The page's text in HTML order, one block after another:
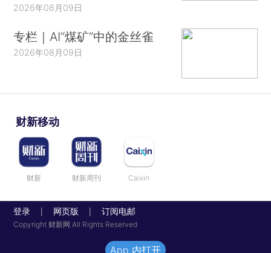
2026年08月09日
专栏｜AI“煤矿”中的金丝雀
2026年08月09日
财新移动
财新 财新周刊 Caixin
登录 网页版 订阅电邮
Copyright 财新网 All Rights Reserved
App 内打开